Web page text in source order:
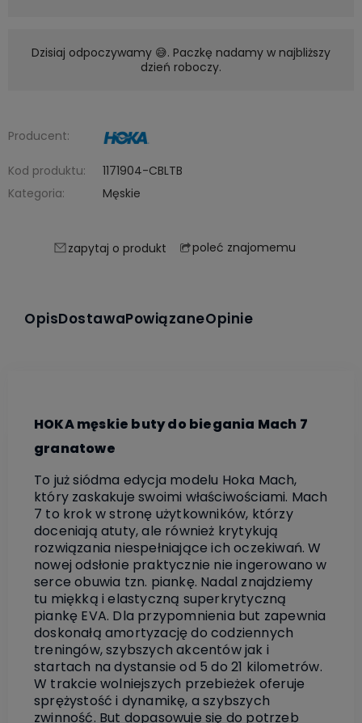
Dzisiaj odpoczywamy 😅. Paczkę nadamy w najbliższy
dzień roboczy.
Producent:
Kod produktu:
1171904-CBLTB
Kategoria:
Męskie
zapytaj o produkt poleć znajomemu
OpisDostawaPowiązaneOpinie
HOKA męskie buty do biegania Mach 7
granatowe
To już siódma edycja modelu Hoka Mach,
który zaskakuje swoimi właściwościami. Mach
7 to krok w stronę użytkowników, którzy
doceniają atuty, ale również krytykują
rozwiązania niespełniające ich oczekiwań. W
nowej odsłonie praktycznie nie ingerowano w
serce obuwia tzn. piankę. Nadal znajdziemy
tu miękką i elastyczną superkrytyczną
piankę EVA. Dla przypomnienia but zapewnia
doskonałą amortyzację do codziennych
treningów, szybszych akcentów jak i
startach na dystansie od 5 do 21 kilometrów.
W trakcie wolniejszych przebieżek oferuje
sprężystość i dynamikę, a szybszych
zwinność. But dopasowuje się do potrzeb